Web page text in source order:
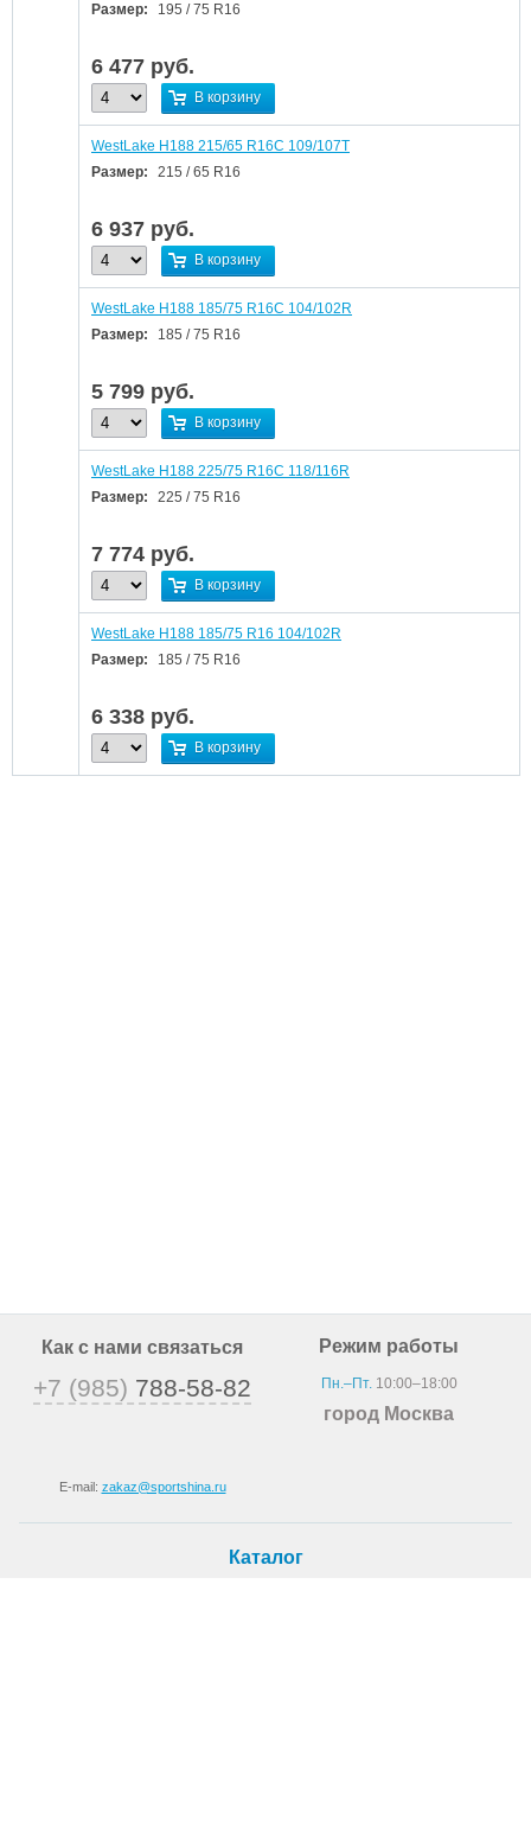
Размер:
195 / 75 R16
6 477 руб.
В корзину
WestLake H188 215/65 R16C 109/107T
Размер:
215 / 65 R16
6 937 руб.
В корзину
WestLake H188 185/75 R16C 104/102R
Размер:
185 / 75 R16
5 799 руб.
В корзину
WestLake H188 225/75 R16C 118/116R
Размер:
225 / 75 R16
7 774 руб.
В корзину
WestLake H188 185/75 R16 104/102R
Размер:
185 / 75 R16
6 338 руб.
В корзину
Как с нами связаться
+7 (985) 788-58-82
E-mail: zakaz@sportshina.ru
Режим работы
Пн.–Пт.10:00–18:00
город Москва
Каталог